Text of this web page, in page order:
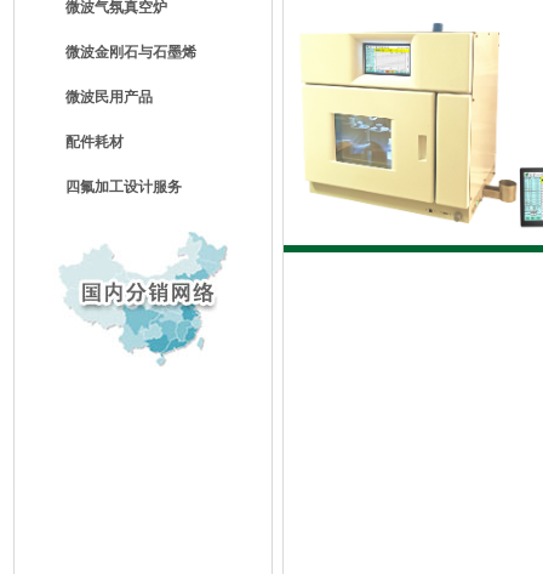
微波气氛真空炉
微波金刚石与石墨烯
微波民用产品
配件耗材
四氟加工设计服务